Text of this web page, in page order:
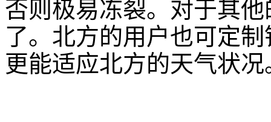
否则极易冻裂。对于其
了。北方的用户也可定
更能适应北方的天气状况